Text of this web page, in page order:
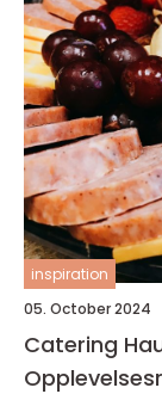
inspiration
05. October 2024
Catering